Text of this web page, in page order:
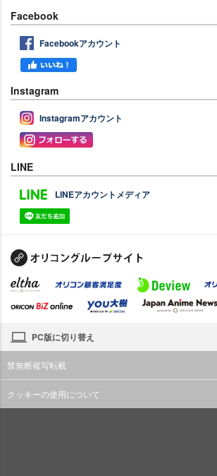
Facebook
Facebookアカウント
Instagram
Instagramアカウント
LINE
LINEアカウントメディア
PC版に切り替え
禁無断複写転載
クッキーの使用について